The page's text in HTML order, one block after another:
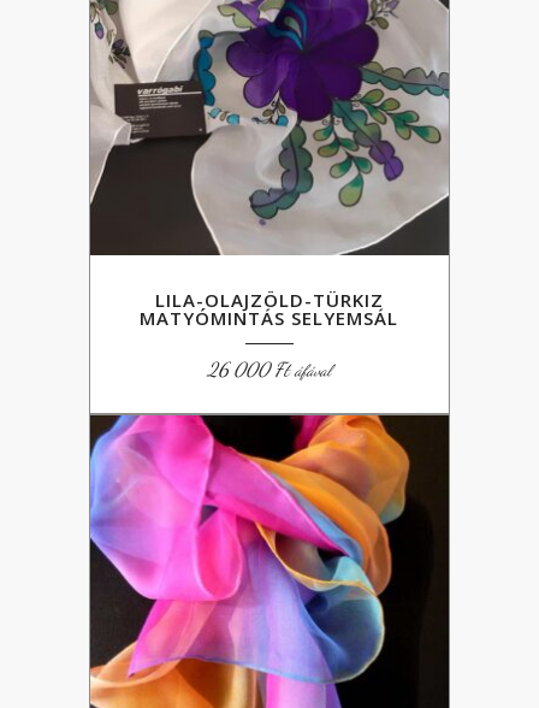
LILA-OLAJZÖLD-TÜRKIZ
MATYÓMINTÁS SELYEMSÁL
26 000Ft áfával